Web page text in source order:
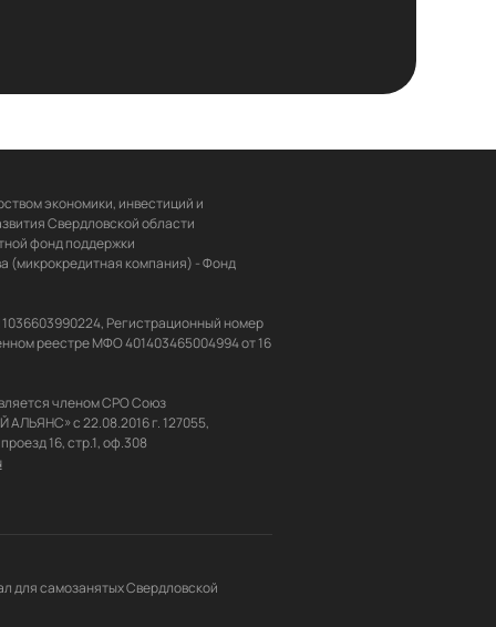
экономики, инвестиций и
Свердловской области
фонд поддержки
(микрокредитная компания) - Фонд
1036603990224, Регистрационный номер
реестре МФО 401403465004994 от 16
членом СРО Союз
с 22.08.2016 г. 127055,
г. Москва, Полесский проезд 16, стр.1, оф.308
для самозанятых Свердловской